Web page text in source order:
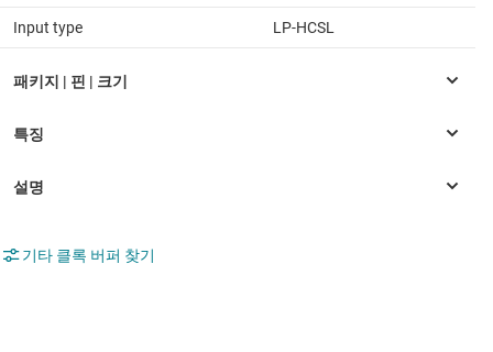
Input type LP-HCSL
기타 클록 버퍼 찾기